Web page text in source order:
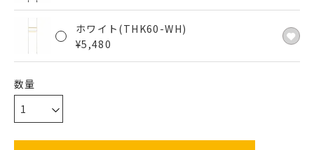
ホワイト(THK60-WH)
¥5,480